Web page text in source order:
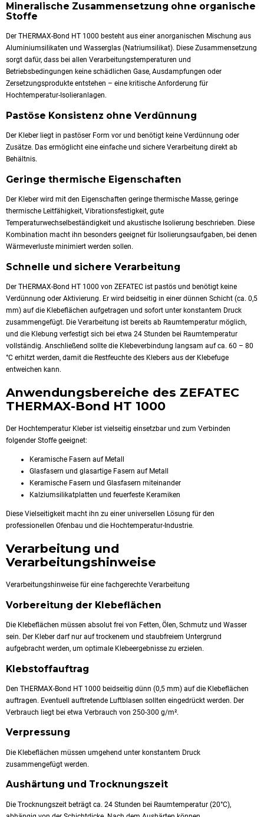
Mineralische Zusammensetzung ohne organische
Stoffe
Der THERMAX-Bond HT 1000 besteht aus einer anorganischen Mischung aus
Aluminiumsilikaten und Wasserglas (Natriumsilikat). Diese Zusammensetzung
sorgt dafür, dass bei allen Verarbeitungstemperaturen und
Betriebsbedingungen keine schädlichen Gase, Ausdampfungen oder
Zersetzungsprodukte entstehen – eine kritische Anforderung für
Hochtemperatur-Isolieranlagen.
Pastöse Konsistenz ohne Verdünnung
Der Kleber liegt in pastöser Form vor und benötigt keine Verdünnung oder
Zusätze. Das ermöglicht eine einfache und sichere Verarbeitung direkt ab
Behältnis.
Geringe thermische Eigenschaften
Der Kleber wird mit den Eigenschaften geringe thermische Masse, geringe
thermische Leitfähigkeit, Vibrationsfestigkeit, gute
Temperaturwechselbeständigkeit und akustische Isolierung beschrieben. Diese
Kombination macht ihn besonders geeignet für Isolierungsaufgaben, bei denen
Wärmeverluste minimiert werden sollen.
Schnelle und sichere Verarbeitung
Der THERMAX-Bond HT 1000 von ZEFATEC ist pastös und benötigt keine
Verdünnung oder Aktivierung. Er wird beidseitig in einer dünnen Schicht (ca. 0,5
mm) auf die Klebeflächen aufgetragen und sofort unter konstantem Druck
zusammengefügt. Die Verarbeitung ist bereits ab Raumtemperatur möglich,
und die Klebung verfestigt sich bei etwa 24 Stunden bei Raumtemperatur
vollständig. Anschließend sollte die Klebeverbindung langsam auf ca. 60 – 80
°C erhitzt werden, damit die Restfeuchte des Klebers aus der Klebefuge
entweichen kann.
Anwendungsbereiche des ZEFATEC
THERMAX-Bond HT 1000
Der Hochtemperatur Kleber ist vielseitig einsetzbar und zum Verbinden
folgender Stoffe geeignet:
Keramische Fasern auf Metall
Glasfasern und glasartige Fasern auf Metall
Keramische Fasern und Glasfasern miteinander
Kalziumsilikatplatten und feuerfeste Keramiken
Diese Vielseitigkeit macht ihn zu einer universellen Lösung für den
professionellen Ofenbau und die Hochtemperatur-Industrie.
Verarbeitung und
Verarbeitungshinweise
Verarbeitungshinweise für eine fachgerechte Verarbeitung
Vorbereitung der Klebeflächen
Die Klebeflächen müssen absolut frei von Fetten, Ölen, Schmutz und Wasser
sein. Der Kleber darf nur auf trockenem und staubfreiem Untergrund
aufgebracht werden, um optimale Klebeergebnisse zu erzielen.
Klebstoffauftrag
Den THERMAX-Bond HT 1000 beidseitig dünn (0,5 mm) auf die Klebeflächen
auftragen. Eventuell auftretende Luftblasen sollten eingedrückt werden. Der
Verbrauch liegt bei etwa Verbrauch von 250-300 g/m².
Verpressung
Die Klebeflächen müssen umgehend unter konstantem Druck
zusammengefügt werden.
Aushärtung und Trocknungszeit
Die Trocknungszeit beträgt ca. 24 Stunden bei Raumtemperatur (20°C),